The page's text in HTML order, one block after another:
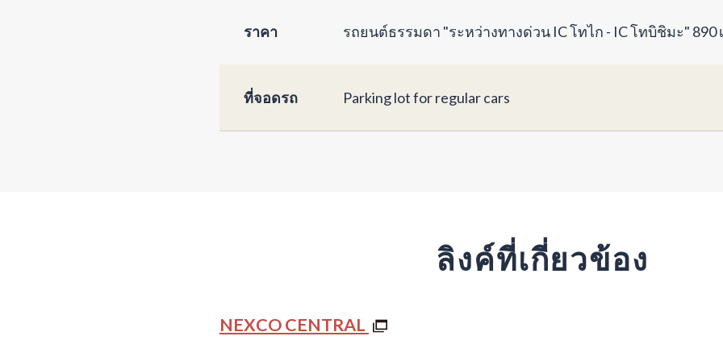
ราคา รถยนต์ธรรมดา "ระหว่างทางด่วน IC โทไก - IC โทบิชิมะ" 890
ที่จอดรถ Parking lot for regular cars
ลิงค์ที่เกี่ยวข้อง
NEXCO CENTRAL